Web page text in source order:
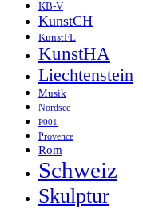
KB-V
KunstCH
KunstFL
KunstHA
Liechtenstein
Musik
Nordsee
P001
Provence
Rom
Schweiz
Skulptur